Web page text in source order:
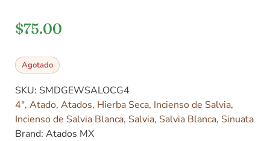
$75.00
Agotado
SKU: SMDGEWSALOCG4
4", Atado, Atados, Hierba Seca, Incienso de Salvia,
Incienso de Salvia Blanca, Salvia, Salvia Blanca, Sinuata
Brand: Atados MX